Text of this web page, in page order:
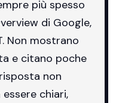
più spesso
di Google,
Non mostrano
e citano poche
non
chiari,